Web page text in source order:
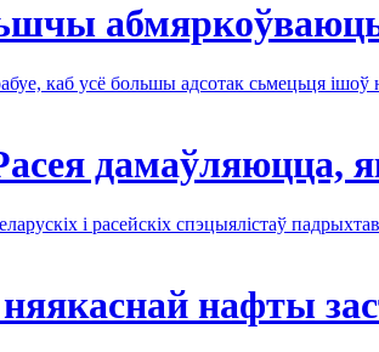
каб усё большы адсотак сьмецьця
дамаўляюцца,
і расейскіх спэцыялістаў
нафты